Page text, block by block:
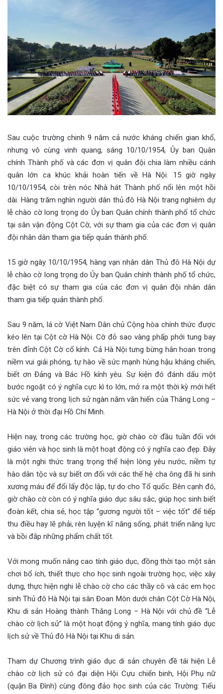
Sau cuộc trường chinh 9 năm cả nước kháng chiến gian khổ,
nhưng vô cùng vinh quang, sáng 10/10/1954, Ủy ban Quân
chính Thành phố và các đơn vị quân đội chia làm nhiều cánh
quân lớn ca khúc khải hoàn tiến về Hà Nội. 15 giờ ngày
10/10/1954, còi trên nóc Nhà hát Thành phố nổi lên một hồi
dài. Hàng trăm nghìn người dân thủ đô Hà Nội trang nghiêm dự
lễ chào cờ long trọng do Ủy ban Quân chính thành phố tổ chức
tại sân vận động Cột Cờ, với sự tham gia của các đơn vị quân
đội nhân dân tham gia tiếp quản thành phố.
15 giờ ngày 10/10/1954, hàng vạn nhân dân Thủ đô Hà Nội dự
lễ chào cờ long trọng do Ủy ban Quân chính thành phố tổ chức,
đặc biệt có sự tham gia của các đơn vị quân đội nhân dân
tham gia tiếp quản thành phố.
Sau 9 năm, lá cờ Việt Nam Dân chủ Cộng hòa chính thức được
kéo lên tại Cột cờ Hà Nội. Cờ đỏ sao vàng phấp phới tung bay
trên đỉnh Cột Cờ cổ kính. Cả Hà Nội tưng bừng hân hoan trong
niềm vui giải phóng, tự hào về sức mạnh hùng hậu kháng chiến,
biết ơn Đảng và Bác Hồ kính yêu. Sự kiện đó đánh dấu một
bước ngoặt có ý nghĩa cực kì to lớn, mở ra một thời kỳ mới hết
sức vẻ vang trong lịch sử ngàn năm văn hiến của Thăng Long –
Hà Nội ở thời đại Hồ Chí Minh.
Hiện nay, trong các trường học, giờ chào cờ đầu tuần đối với
giáo viên và học sinh là một hoạt động có ý nghĩa cao đẹp. Đây
là một nghi thức trang trọng thể hiện lòng yêu nước, niềm tự
hào dân tộc và sự biết ơn đối với các thế hệ cha ông đã hi sinh
xương máu để đổi lấy độc lập, tự do cho Tổ quốc. Bên cạnh đó,
giờ chào cờ còn có ý nghĩa giáo dục sâu sắc, giúp học sinh biết
đoàn kết, chia sẻ, học tập “gương người tốt – việc tốt” để tiếp
thu điều hay lẽ phải, rèn luyện kĩ năng sống, phát triển năng lực
và bồi đắp những phẩm chất tốt.
Với mong muốn nâng cao tính giáo dục, đồng thời tạo một sân
chơi bổ ích, thiết thực cho học sinh ngoài trường học, việc xây
dựng, thực hiện nghi lễ chào cờ cho các thầy cô và các em học
sinh Thủ đô Hà Nội tại sân Đoan Môn dưới chân Cột Cờ Hà Nội,
Khu di sản Hoàng thành Thăng Long – Hà Nội với chủ đề “Lễ
chào cờ lịch sử” là một hoạt động ý nghĩa, mang tính giáo dục
lịch sử về Thủ đô Hà Nội tại Khu di sản.
Tham dự Chương trình giáo dục di sản chuyên đề tái hiện Lễ
chào cờ lịch sử có đại diện Hội Cựu chiến binh, Hội Phụ nữ
(quận Ba Đình) cùng đông đảo học sinh của các Trường: Tiểu